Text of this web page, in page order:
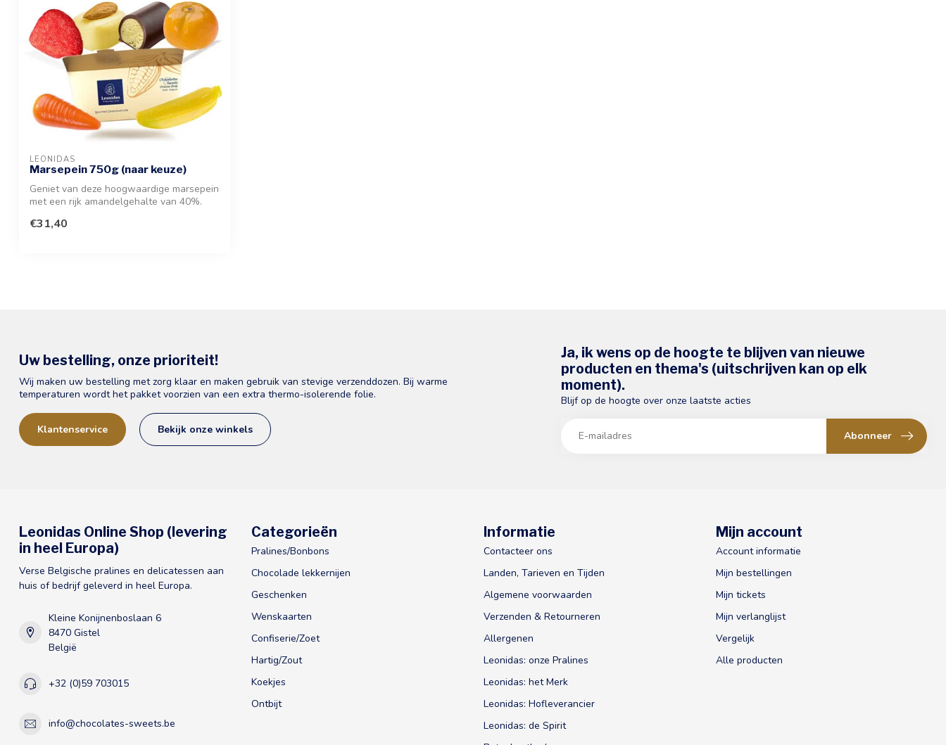
LEONIDAS
Marsepein 750g (naar keuze)
Geniet van deze hoogwaardige marsepein
met een rijk amandelgehalte van 40%.
€31,40
Uw bestelling, onze prioriteit!
Wij maken uw bestelling met zorg klaar en maken gebruik van stevige verzenddozen. Bij warme
temperaturen wordt het pakket voorzien van een extra thermo-isolerende folie.
Klantenservice Bekijk onze winkels
Ja, ik wens op de hoogte te blijven van nieuwe
producten en thema's (uitschrijven kan op elk
moment).
Blijf op de hoogte over onze laatste acties
Abonneer
Leonidas Online Shop (levering
in heel Europa)
Verse Belgische pralines en delicatessen aan
huis of bedrijf geleverd in heel Europa.
Kleine Konijnenboslaan 6
8470 Gistel
België
+32 (0)59 703015
info@chocolates-sweets.be
Categorieën
Pralines/Bonbons
Chocolade lekkernijen
Geschenken
Wenskaarten
Confiserie/Zoet
Hartig/Zout
Koekjes
Ontbijt
Informatie
Contacteer ons
Landen, Tarieven en Tijden
Algemene voorwaarden
Verzenden & Retourneren
Allergenen
Leonidas: onze Pralines
Leonidas: het Merk
Leonidas: Hofleverancier
Leonidas: de Spirit
Mijn account
Account informatie
Mijn bestellingen
Mijn tickets
Mijn verlanglijst
Vergelijk
Alle producten